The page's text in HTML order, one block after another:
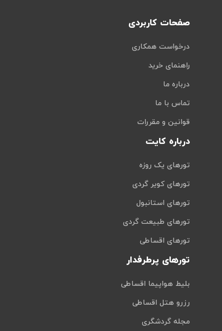
صفحات کاربردی
درخواست همکاری
راهنمای خرید
درباره ما
تماس با ما
قوانین و مقررات
درباره کایت
تورهای یک روزه
تورهای کویر گردی
تورهای استانبول
تورهای طبیعت گردی
تورهای اقساطی
تورهای پرطرفدار
بلیط هواپیما اقساطی
رزرو هتل اقساطی
مجله گردشگری